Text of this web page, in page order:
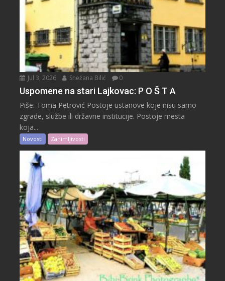
Jul 3, 2026 Snežana Bilić 0
Uspomene na stari Lajkovac: P O Š T A
Piše: Toma Petrović Postoje ustanove koje nisu samo
zgrade, službe ili državne institucije. Postoje mesta
koja...
Novosti Zanimljivosti